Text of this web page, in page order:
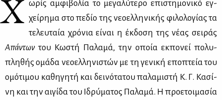
Χ ωρίς αμ­φι­βο­λία το με­γα­λύ­τε­ρο επι­στη­μο­νι­κό εγ­
χεί­ρη­μα στο πε­δίο της νε­ο­ελ­λη­νι­κής φι­λο­λο­γί­ας τα
τε­λευ­ταία χρό­νια εί­ναι η έκ­δο­ση της νέ­ας σει­ράς
Απά­ντωντου Κω­στή Πα­λα­μά, την οποία εκ­πο­νεί πο­λυ­
πλη­θής ομά­δα νε­ο­ελ­λη­νι­στών με τη γε­νι­κή επο­πτεία του
ομό­τι­μου κα­θη­γη­τή και δει­νό­τα­του πα­λα­μι­στή Κ. Γ. Κα­σί­
νη και την αι­γί­δα του Ιδρύ­μα­τος Πα­λα­μά. Η προ­ε­τοι­μα­σία